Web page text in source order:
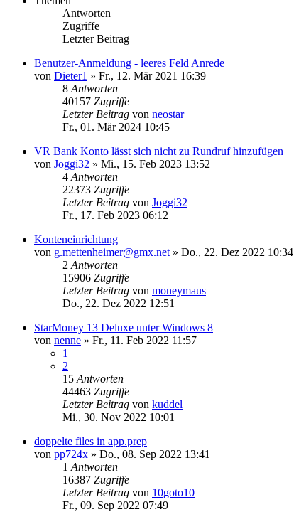
Antworten
Zugriffe
Letzter Beitrag
Benutzer-Anmeldung - leeres Feld Anrede
von Dieter1 » Fr., 12. Mär 2021 16:39
8 Antworten
40157 Zugriffe
Letzter Beitrag von neostar
Fr., 01. Mär 2024 10:45
VR Bank Konto lässt sich nicht zu Rundruf hinzufügen
von Joggi32 » Mi., 15. Feb 2023 13:52
4 Antworten
22373 Zugriffe
Letzter Beitrag von Joggi32
Fr., 17. Feb 2023 06:12
Konteneinrichtung
von g.mettenheimer@gmx.net » Do., 22. Dez 2022 10:34
2 Antworten
15906 Zugriffe
Letzter Beitrag von moneymaus
Do., 22. Dez 2022 12:51
StarMoney 13 Deluxe unter Windows 8
von nenne » Fr., 11. Feb 2022 11:57
1
2
15 Antworten
44463 Zugriffe
Letzter Beitrag von kuddel
Mi., 30. Nov 2022 10:01
doppelte files in app.prep
von pp724x » Do., 08. Sep 2022 13:41
1 Antworten
16387 Zugriffe
Letzter Beitrag von 10goto10
Fr., 09. Sep 2022 07:49